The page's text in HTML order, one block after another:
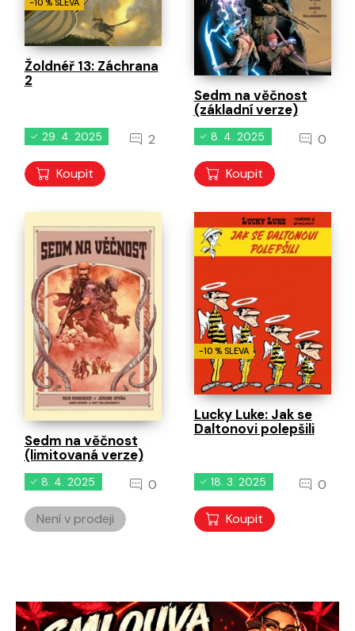
-10 % SLEVA
Žoldnéř 13: Záchrana
2
29. 4. 2025 2
Koupit
Sedm na věčnost
(základní verze)
8. 4. 2025 0
Koupit
Sedm na věčnost
(limitovaná verze)
8. 4. 2025 0
Není v prodeji
-10 % SLEVA
Lucky Luke: Jak se
Daltonovi polepšili
18. 3. 2025 0
Koupit